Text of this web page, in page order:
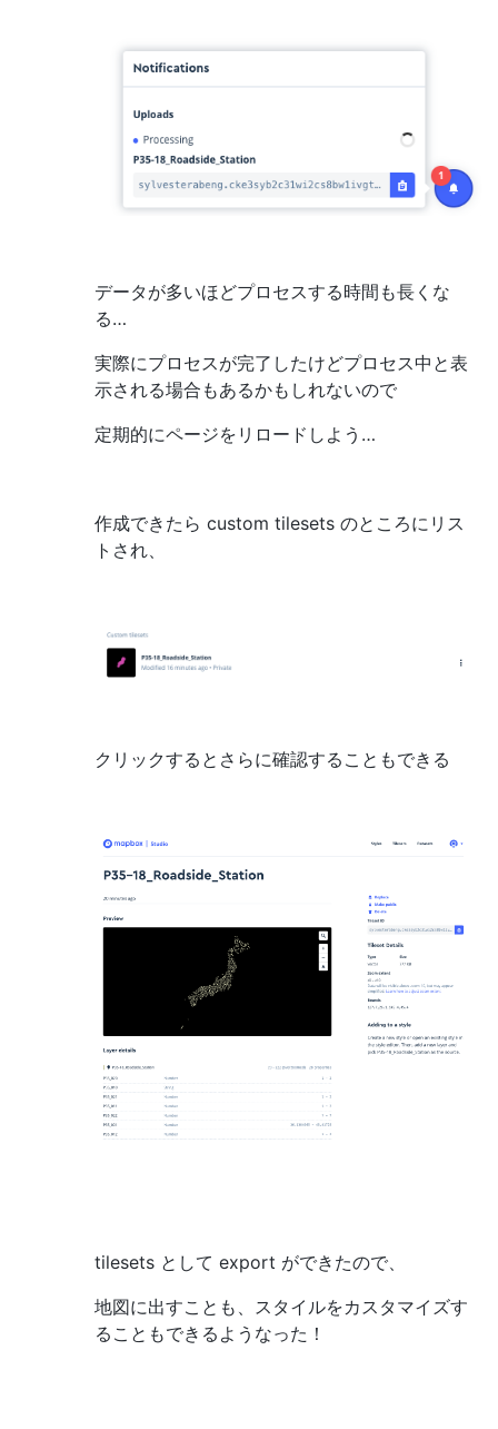
データが多いほどプロセスする時間も長くな
る…
実際にプロセスが完了したけどプロセス中と表
示される場合もあるかもしれないので
定期的にページをリロードしよう…
作成できたら custom tilesets のところにリス
トされ、
クリックするとさらに確認することもできる
tilesets として export ができたので、
地図に出すことも、スタイルをカスタマイズす
ることもできるようなった！